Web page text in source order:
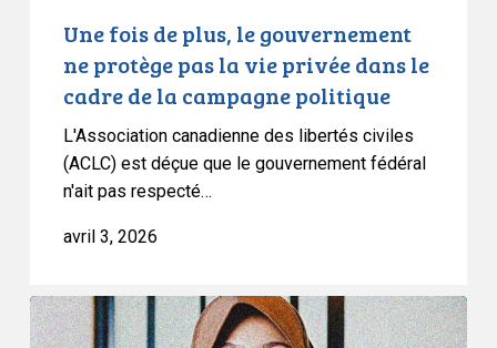
cadre
campagne
Une fois de plus, le gouvernement
ne protège pas la vie privée dans le
cadre de la campagne politique
L'Association canadienne des libertés civiles
(ACLC) est déçue que le gouvernement fédéral
n'ait pas respecté…
avril 3, 2026
L’ACLC
condamne